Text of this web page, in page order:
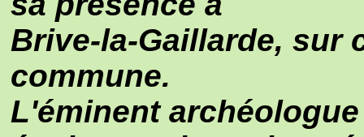
Brive-la-Gaillarde, sur
commune.
L'éminent